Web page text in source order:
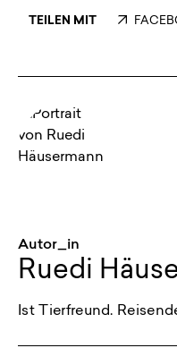
TEILEN MIT
Autor_in
Ruedi
Ist Tierfreund.